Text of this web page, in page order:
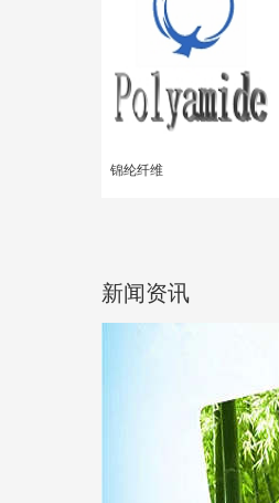
锦纶纤维
新闻资讯